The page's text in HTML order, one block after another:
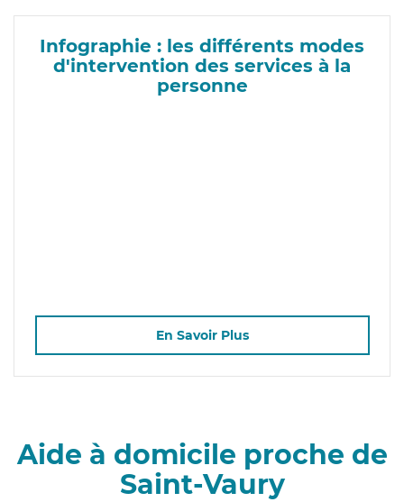
Infographie : les différents modes
d'intervention des services à la
personne
En Savoir Plus
Aide à domicile proche de
Saint-Vaury